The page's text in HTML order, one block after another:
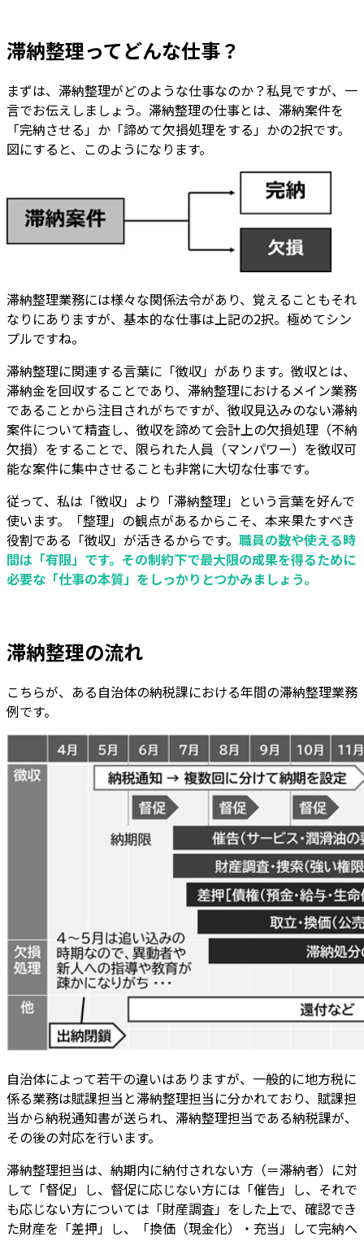
滞納整理ってどんな仕事？
まずは、滞納整理がどのような仕事なのか？私見ですが、一
言でお伝えしましょう。滞納整理の仕事とは、滞納案件を
「完納させる」か「諦めて欠損処理をする」かの2択です。
図にすると、このようになります。
滞納整理業務には様々な関係法令があり、覚えることもそれ
なりにありますが、基本的な仕事は上記の2択。極めてシン
プルですね。
滞納整理に関連する言葉に「徴収」があります。徴収とは、
滞納金を回収することであり、滞納整理におけるメイン業務
であることから注目されがちですが、徴収見込みのない滞納
案件について精査し、徴収を諦めて会計上の欠損処理（不納
欠損）をすることで、限られた人員（マンパワー）を徴収可
能な案件に集中させることも非常に大切な仕事です。
従って、私は「徴収」より「滞納整理」という言葉を好んで
使います。「整理」の観点があるからこそ、本来果たすべき
役割である「徴収」が活きるからです。 職員の数や使える時
間は「有限」です。その制約下で最大限の成果を得るために
必要な「仕事の本質」をしっかりとつかみましょう。
滞納整理の流れ
こちらが、ある自治体の納税課における年間の滞納整理業務
例です。
自治体によって若干の違いはありますが、一般的に地方税に
係る業務は賦課担当と滞納整理担当に分かれており、賦課担
当から納税通知書が送られ、滞納整理担当である納税課が、
その後の対応を行います。
滞納整理担当は、納期内に納付されない方（＝滞納者）に対
して「督促」し、督促に応じない方には「催告」し、それで
も応じない方については「財産調査」をした上で、確認でき
た財産を「差押」し、「換価（現金化）・充当」して完納へ